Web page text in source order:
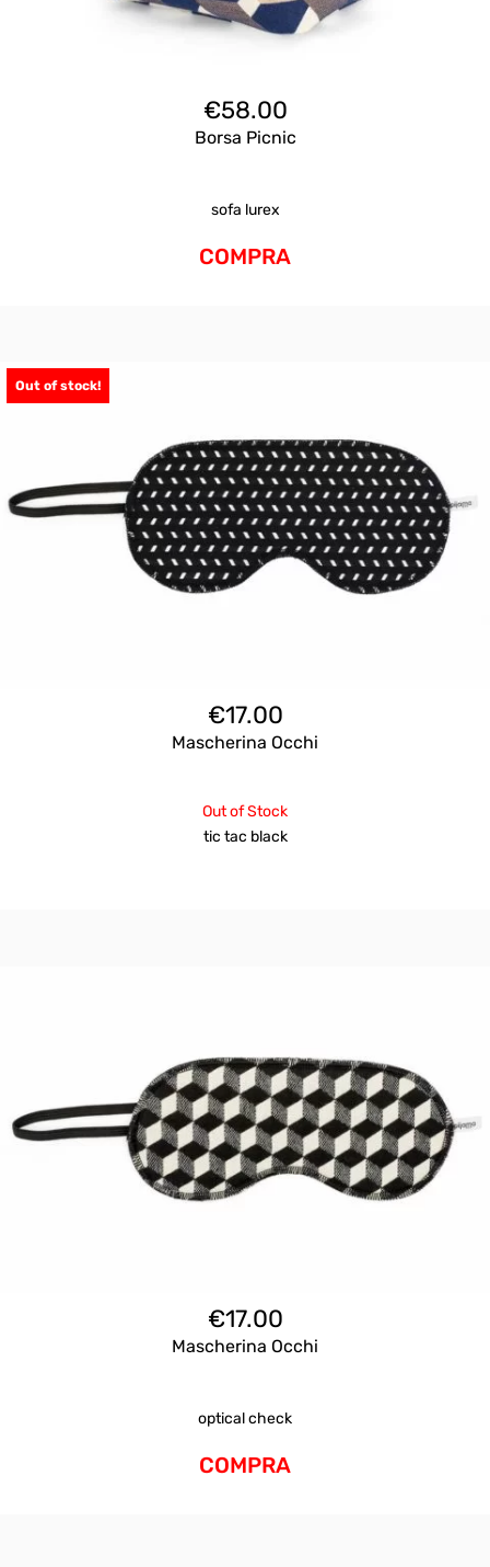
€58.00
Borsa Picnic
sofa lurex
COMPRA
Out of stock!
€17.00
Mascherina Occhi
Out of Stock
tic tac black
€17.00
Mascherina Occhi
optical check
COMPRA